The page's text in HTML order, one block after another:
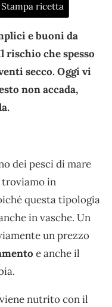
ricetta
e buoni da
rischio che spesso
secco. Oggi vi
non accada,
dei pesci di mare
troviamo in
questa tipologia
in vasche. Un
un prezzo
e anche il
nutrito con il